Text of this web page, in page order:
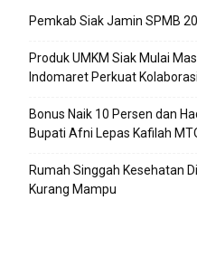
Pemkab Siak Jamin SPMB
Produk UMKM Siak Mulai
Indomaret Perkuat Kolaborasi
Bonus Naik 10 Persen dan
Bupati Afni Lepas Kafilah
Rumah Singgah Kesehatan
Kurang Mampu